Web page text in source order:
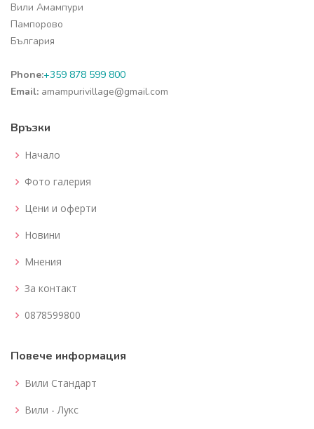
Вили Амампури
Пампорово
България
Phone:+359 878 599 800
Email: amampurivillage@gmail.com
Връзки
Начало
Фото галерия
Цени и оферти
Новини
Мнения
За контакт
0878599800
Повече информация
Вили Стандарт
Вили - Лукс